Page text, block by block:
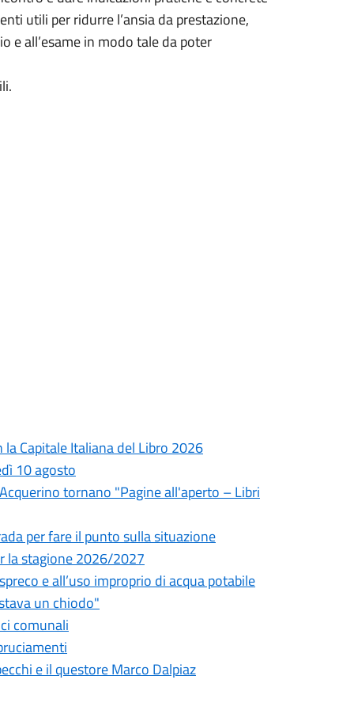
utili per ridurre l’ansia da prestazione,
e all’esame in modo tale da poter
Capitale Italiana del Libro 2026
10 agosto
tornano "Pagine all'aperto – Libri
per fare il punto sulla situazione
la stagione 2026/2027
e all’uso improprio di acqua potabile
un chiodo"
comunali
e il questore Marco Dalpiaz